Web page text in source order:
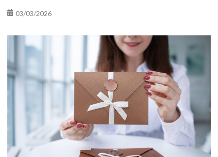
03/03/2026